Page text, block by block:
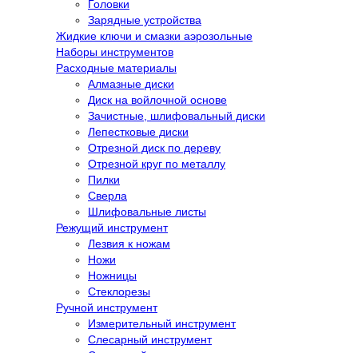
Головки
Зарядные устройства
Жидкие ключи и смазки аэрозольные
Наборы инструментов
Расходные материалы
Алмазные диски
Диск на войлочной основе
Зачистные, шлифовальный диски
Лепестковые диски
Отрезной диск по дереву
Отрезной круг по металлу
Пилки
Сверла
Шлифовальные листы
Режущий инструмент
Лезвия к ножам
Ножи
Ножницы
Стеклорезы
Ручной инструмент
Измерительный инструмент
Слесарный инструмент